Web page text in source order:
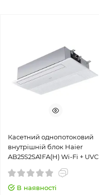
Касетний однопотоковий
внутрішній блок Haier
AB25S2SA1FA(H) Wi-Fi + UVC
В наявності